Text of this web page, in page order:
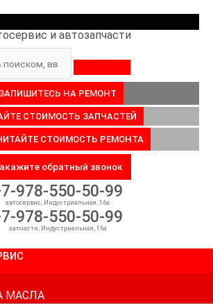
и автозапчасти
ЗАПИШИТЕСЬ НА РЕМОНТ
СТОИМОСТЬ ЗАПЧАСТЕЙ
СТОИМОСТЬ РЕМОНТА
обратный звонок
978-550-50-99
автосервис, Индустриальная, 16а
978-550-50-99
запчасти, Индустриальная, 16а
МАСЛА